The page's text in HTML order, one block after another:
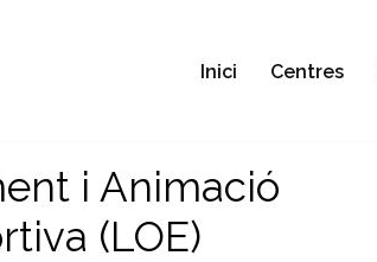
Inici Centres
i Animació
(LOE)